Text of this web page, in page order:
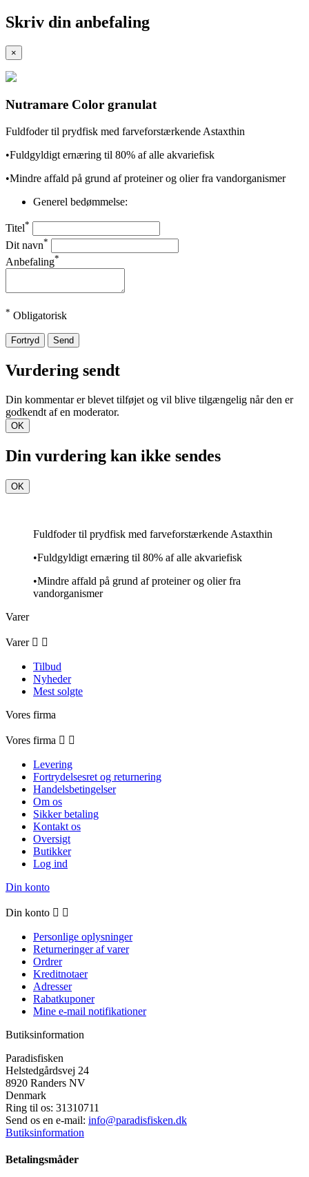
Skriv din anbefaling
×
Nutramare Color granulat
Fuldfoder til prydfisk med farveforstærkende Astaxthin
•Fuldgyldigt ernæring til 80% af alle akvariefisk
•Mindre affald på grund af proteiner og olier fra vandorganismer
Generel bedømmelse:
Titel*
Dit navn*
Anbefaling*
* Obligatorisk
Fortryd Send
Vurdering sendt
Din kommentar er blevet tilføjet og vil blive tilgængelig når den er
godkendt af en moderator.
OK
Din vurdering kan ikke sendes
OK
Fuldfoder til prydfisk med farveforstærkende Astaxthin
•Fuldgyldigt ernæring til 80% af alle akvariefisk
•Mindre affald på grund af proteiner og olier fra
vandorganismer
Varer
Varer  
Tilbud
Nyheder
Mest solgte
Vores firma
Vores firma  
Levering
Fortrydelsesret og returnering
Handelsbetingelser
Om os
Sikker betaling
Kontakt os
Oversigt
Butikker
Log ind
Din konto
Din konto  
Personlige oplysninger
Returneringer af varer
Ordrer
Kreditnotaer
Adresser
Rabatkuponer
Mine e-mail notifikationer
Butiksinformation
Paradisfisken
Helstedgårdsvej 24
8920 Randers NV
Denmark
Ring til os: 31310711
Send os en e-mail: info@paradisfisken.dk
Butiksinformation
Betalingsmåder